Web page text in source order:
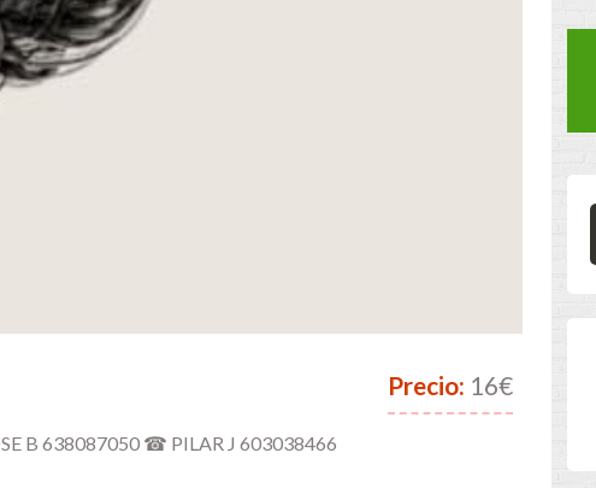
Precio: 16€
B 638087050 ☎ PILAR J 603038466